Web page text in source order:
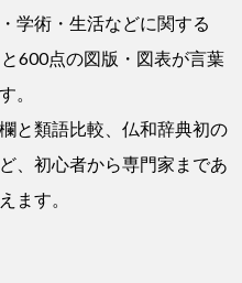
学術・生活などに関する
600点の図版・図表が言葉
。
と類語比較、仏和辞典初の
、初心者から専門家まであ
ます。